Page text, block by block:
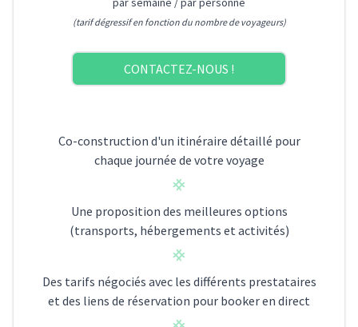
(tarif dégressif en fonction du nombre de voyageurs)
CONTACTEZ-NOUS !
Co-construction d'un itinéraire détaillé pour
chaque journée de votre voyage
Une proposition des meilleures options
(transports, hébergements et activités)
Des tarifs négociés avec les différents prestataires
et des liens de réservation pour booker en direct